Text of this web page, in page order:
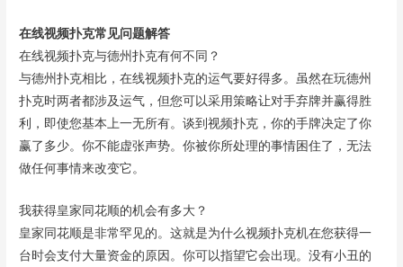
在线视频扑克常见问题解答
在线视频扑克与德州扑克有何不同？
与德州扑克相比，在线视频扑克的运气要好得多。虽然在玩德州
扑克时两者都涉及运气，但您可以采用策略让对手弃牌并赢得胜
利，即使您基本上一无所有。谈到视频扑克，你的手牌决定了你
赢了多少。你不能虚张声势。你被你所处理的事情困住了，无法
做任何事情来改变它。
我获得皇家同花顺的机会有多大？
皇家同花顺是非常罕见的。这就是为什么视频扑克机在您获得一
台时会支付大量资金的原因。你可以指望它会出现。没有小丑的